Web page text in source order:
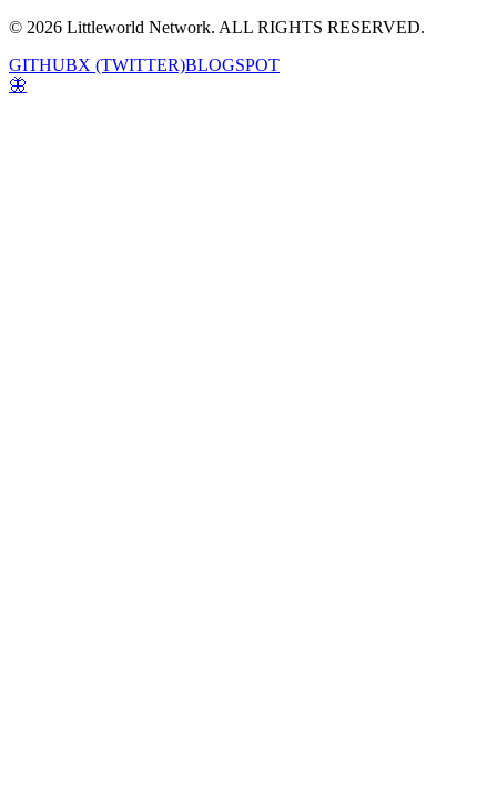
© 2026 Littleworld Network. ALL RIGHTS RESERVED.
GITHUBX (TWITTER)BLOGSPOT
🦋